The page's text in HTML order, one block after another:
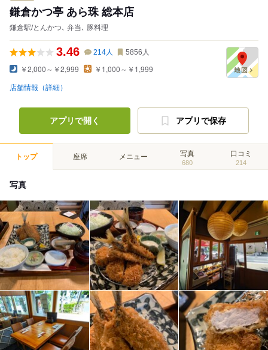
鎌倉かつ亭 あら珠 総本店
鎌倉駅/とんかつ､ 弁当､ 豚料理
3.46 214人 5856 人
￥2,000～￥2,999 ￥1,000～￥1,999
店舗情報（詳細）
アプリで開く アプリで保存
トップ 座席 メニュー 写真
680
口コミ
214
写真